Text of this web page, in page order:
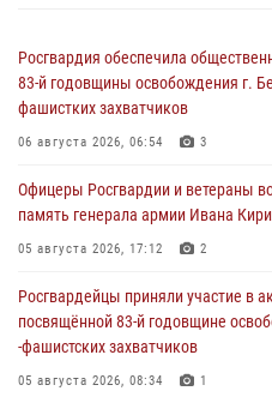
Росгвардия обеспечила
83-й годовщины освобождения г.
фашистких захватчиков
06 августа 2026, 06:54 3
Офицеры Росгвардии и ветераны
память генерала армии Ивана
05 августа 2026, 17:12 2
Росгвардейцы приняли участие в
посвящённой 83‑й годовщине
‑фашистских захватчиков
05 августа 2026, 08:34 1